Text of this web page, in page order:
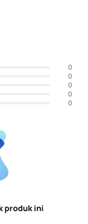
0
0
0
0
0
produk ini